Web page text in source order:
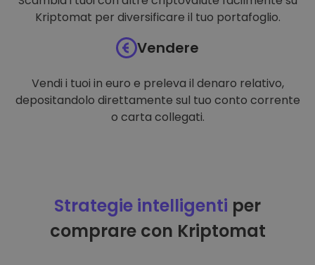
Kriptomat per diversificare il tuo portafoglio.
Vendere
Vendi i tuoi in euro e preleva il denaro relativo,
depositandolo direttamente sul tuo conto corrente
o carta collegati.
Strategie intelligenti per
comprare con Kriptomat